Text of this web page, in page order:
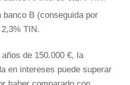
banco B (conseguida por
TIN.
de 150.000 €, la
en intereses puede superar